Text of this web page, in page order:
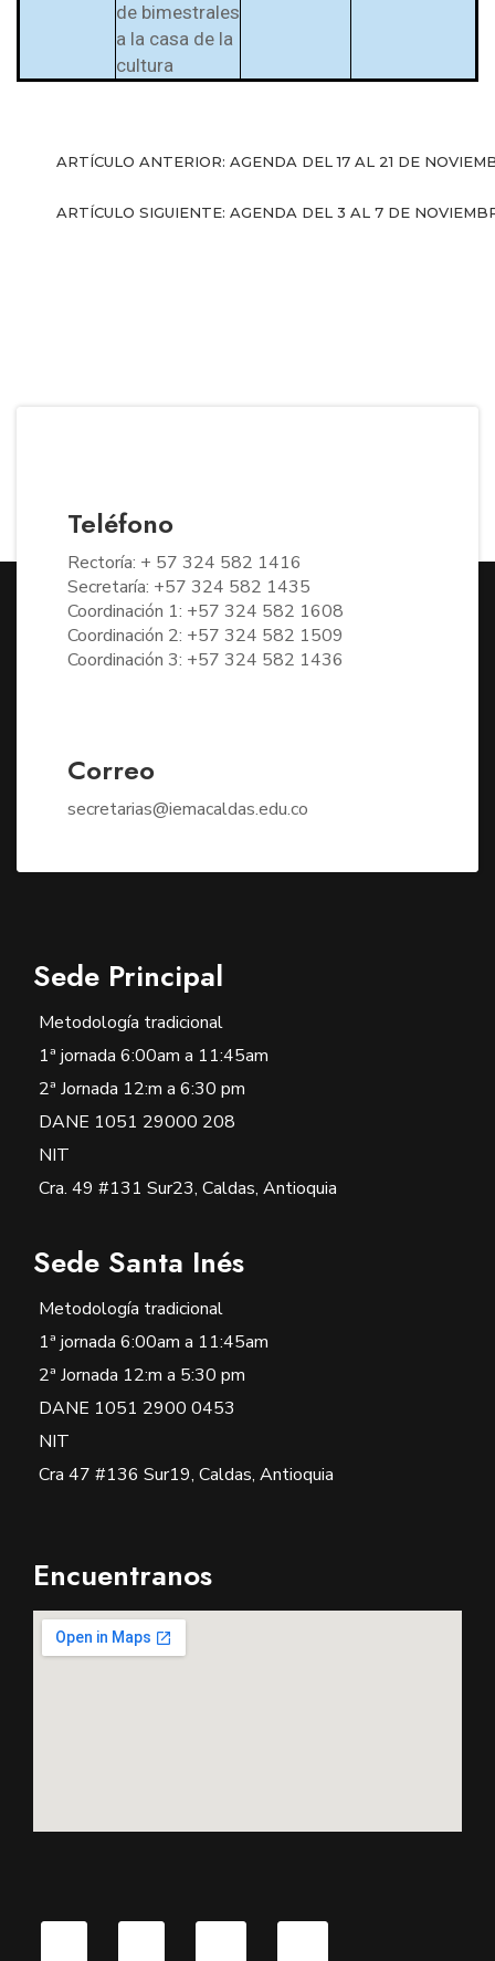
de bimestrales
a la casa de la
cultura
ARTÍCULO ANTERIOR: AGENDA DEL 17 AL 21 DE
ARTÍCULO SIGUIENTE: AGENDA DEL 3 AL 7 DE
Teléfono
Rectoría: + 57 324 582 1416
Secretaría: +57 324 582 1435
Coordinación 1: +57 324 582 1608
Coordinación 2: +57 324 582 1509
Coordinación 3: +57 324 582 1436
Correo
secretarias@iemacaldas.edu.co
Sede Principal
Metodología tradicional
1ª jornada 6:00am a 11:45am
2ª Jornada 12:m a 6:30 pm
DANE 1051 29000 208
NIT
Cra. 49 #131 Sur23, Caldas, Antioquia
Sede Santa Inés
Metodología tradicional
1ª jornada 6:00am a 11:45am
2ª Jornada 12:m a 5:30 pm
DANE 1051 2900 0453
NIT
Cra 47 #136 Sur19, Caldas, Antioquia
Encuentranos